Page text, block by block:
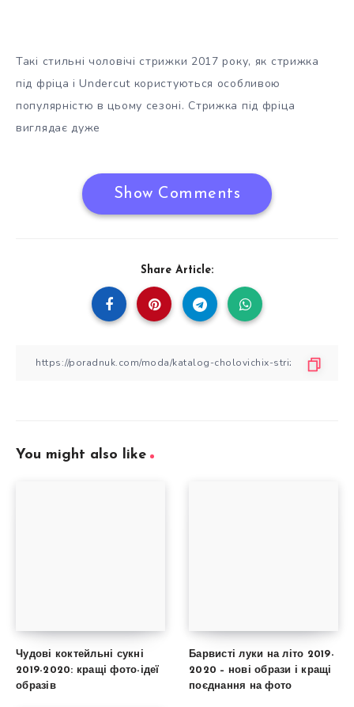
Такі стильні чоловічі стрижки 2017 року, як стрижка
під фріца і Undercut користуються особливою
популярністю в цьому сезоні. Стрижка під фріца
виглядає дуже
Show Comments
Share Article:
You might also like
Чудові коктейльні сукні
2019-2020: кращі фото-ідеї
образів
Барвисті луки на літо 2019-
2020 – нові образи і кращі
поєднання на фото